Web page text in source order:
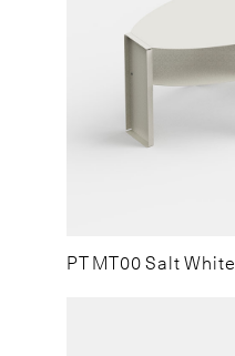
PT MT00 Salt White